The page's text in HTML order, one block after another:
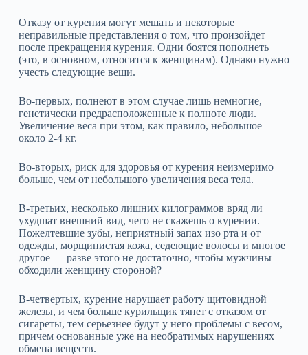
Отказу от курения могут мешать и некоторые
неправильные представления о том, что произойдет
после прекращения курения. Одни боятся пополнеть
(это, в основном, относится к женщинам). Однако нужно
учесть следующие вещи.
Во‑первых, полнеют в этом случае лишь немногие,
генетически предрасположенные к полноте люди.
Увеличение веса при этом, как правило, небольшое —
около 2‑4 кг.
Во‑вторых, риск для здоровья от курения неизмеримо
больше, чем от небольшого увеличения веса тела.
В‑третьих, несколько лишних килограммов вряд ли
ухудшат внешний вид, чего не скажешь о курении.
Пожелтевшие зубы, неприятный запах изо рта и от
одежды, морщинистая кожа, седеющие волосы и многое
другое — разве этого не достаточно, чтобы мужчины
обходили женщину стороной?
В‑четвертых, курение нарушает работу щитовидной
железы, и чем больше курильщик тянет с отказом от
сигареты, тем серьезнее будут у него проблемы с весом,
причем основанные уже на необратимых нарушениях
обмена веществ.